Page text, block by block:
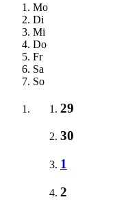
Mo
Di
Mi
Do
Fr
Sa
So
29
30
1
2